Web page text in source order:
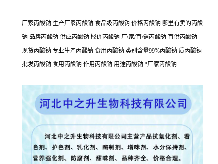
厂家丙酸钠 生产厂家丙酸钠 食品级丙酸钠 价格丙酸钠 哪里有卖的丙酸
钠 品牌丙酸钠 供应丙酸钠 报价丙酸钠 厂/家/直/销丙酸钠 直供丙酸钠
现货丙酸钠 专业生产丙酸钠 食用丙酸钠 类别含量99%丙酸钠 质丙酸钠
批发丙酸钠 食用丙酸钠 作用丙酸钠 用途丙酸钠 *厂家丙酸钠